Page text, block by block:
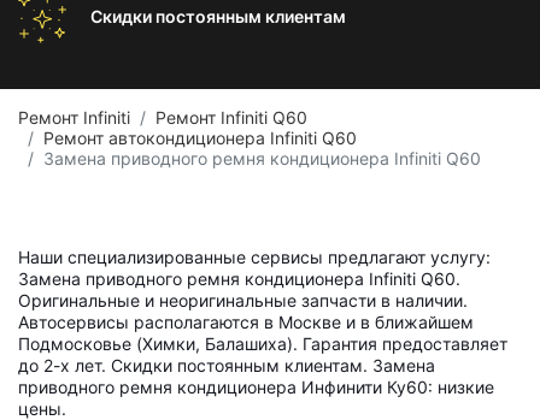
Скидки постоянным клиентам
Ремонт Infiniti
Ремонт Infiniti Q60
Ремонт автокондиционера Infiniti Q60
Замена приводного ремня кондиционера Infiniti Q60
Наши специализированные сервисы предлагают услугу:
Замена приводного ремня кондиционера Infiniti Q60.
Оригинальные и неоригинальные запчасти в наличии.
Автосервисы располагаются в Москве и в ближайшем
Подмосковье (Химки, Балашиха). Гарантия предоставляет
до 2-х лет. Скидки постоянным клиентам. Замена
приводного ремня кондиционера Инфинити Ку60: низкие
цены.